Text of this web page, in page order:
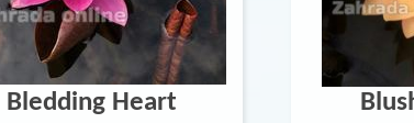
Bledding Heart